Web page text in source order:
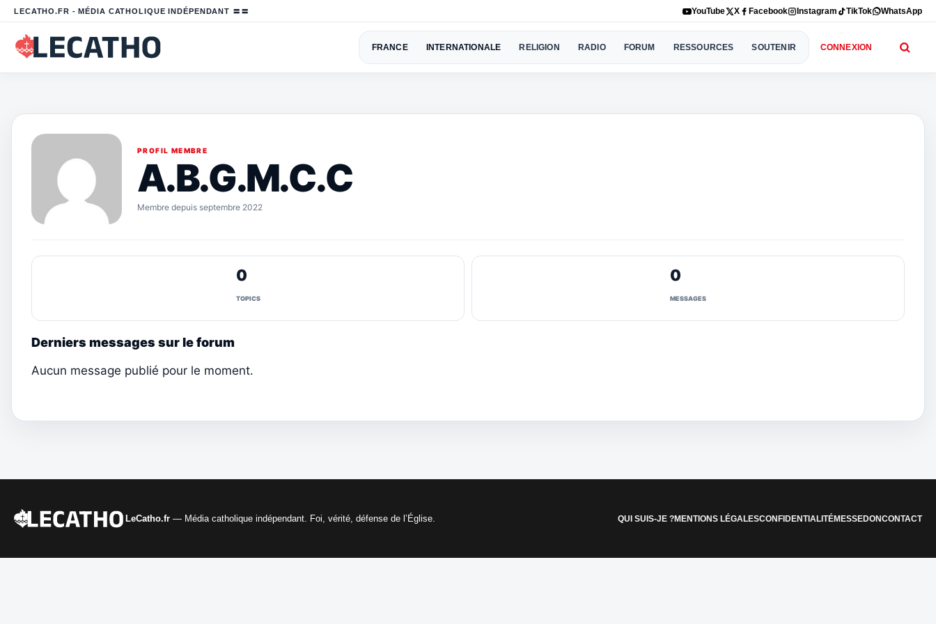
LECATHO.FR - MÉDIA CATHOLIQUE INDÉPENDANT 〓〓 YouTube X Facebook Instagram TikTok WhatsApp
FRANCE INTERNATIONALE RELIGION RADIO FORUM RESSOURCES SOUTENIR CONNEXION
PROFIL MEMBRE
A.B.G.M.C.C
Membre depuis septembre 2022
0
TOPICS
0
MESSAGES
Derniers messages sur le forum
Aucun message publié pour le moment.
LeCatho.fr — Média catholique indépendant. Foi, vérité, défense de l’Église. QUI SUIS-JE ?MENTIONS LÉGALESCONFIDENTIALITÉMESSEDONCONTACT